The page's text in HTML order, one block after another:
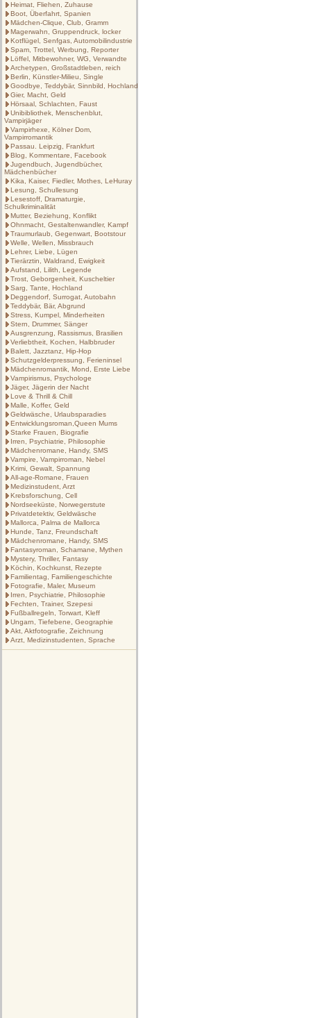
Heimat, Fliehen, Zuhause
Boot, Überfahrt, Spanien
Mädchen-Clique, Club, Gramm
Magerwahn, Gruppendruck, locker
Kotflügel, Senfgas, Automobilindustrie
Spam, Trottel, Werbung, Reporter
Löffel, Mitbewohner, WG, Verwandte
Archetypen, Großstadtleben, reich
Berlin, Künstler-Milieu, Single
Goodbye, Teddybär, Sinnbild, Hochland
Gier, Macht, Geld
Hörsaal, Schlachten, Faust
Unibibliothek, Menschenblut,
Vampirjäger
Vampirhexe, Kölner Dom,
Vampirromantik
Passau. Leipzig, Frankfurt
Blog, Kommentare, Facebook
Jugendbuch, Jugendbücher,
Mädchenbücher
Kika, Kaiser, Fiedler, Mothes, LeHuray
Lesung, Schullesung
Lesestoff, Dramaturgie,
Schulkriminalität
Mutter, Beziehung, Konflikt
Ohnmacht, Gestaltenwandler, Kampf
Traumurlaub, Gegenwart, Bootstour
Welle, Wellen, Missbrauch
Lehrer, Liebe, Lügen
Tierärztin, Waldrand, Ewigkeit
Aufstand, Lilith, Legende
Trost, Geborgenheit, Kuscheltier
Sarg, Tante, Hochland
Deggendorf, Surrogat, Autobahn
Teddybär, Bär, Abgrund
Stress, Kumpel, Minderheiten
Stern, Drummer, Sänger
Ausgrenzung, Rassismus, Brasilien
Verliebtheit, Kochen, Halbbruder
Balett, Jazztanz, Hip-Hop
Schutzgelderpressung, Ferieninsel
Mädchenromantik, Mond, Erste Liebe
Vampirismus, Psychologe
Jäger, Jägerin der Nacht
Love & Thrill & Chill
Malle, Koffer, Geld
Geldwäsche, Urlaubsparadies
Entwicklungsroman,Queen Mums
Starke Frauen, Biografie
Irren, Psychiatrie, Philosophie
Mädchenromane, Handy, SMS
Vampire, Vampirroman, Nebel
Krimi, Gewalt, Spannung
All-age-Romane, Frauen
Medizinstudent, Arzt
Krebsforschung, Cell
Nordseeküste, Norwegerstute
Privatdetektiv, Geldwäsche
Mallorca, Palma de Mallorca
Hunde, Tanz, Freundschaft
Mädchenromane, Handy, SMS
Fantasyroman, Schamane, Mythen
Mystery, Thriller, Fantasy
Köchin, Kochkunst, Rezepte
Familientag, Familiengeschichte
Fotografie, Maler, Museum
Irren, Psychiatrie, Philosophie
Fechten, Trainer, Szepesi
Fußballregeln, Torwart, Kleff
Ungarn, Tiefebene, Geographie
Akt, Aktfotografie, Zeichnung
Arzt, Medizinstudenten, Sprache